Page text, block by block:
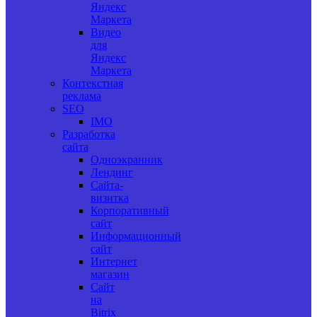
Яндекс
Маркета
Видео
для
Яндекс
Маркета
Контекстная
реклама
SEO
IMO
Разработка
сайта
Одноэкранник
Лендинг
Сайта-
визитка
Корпоративный
сайт
Информационный
сайт
Интернет
магазин
Сайт
на
Bitrix